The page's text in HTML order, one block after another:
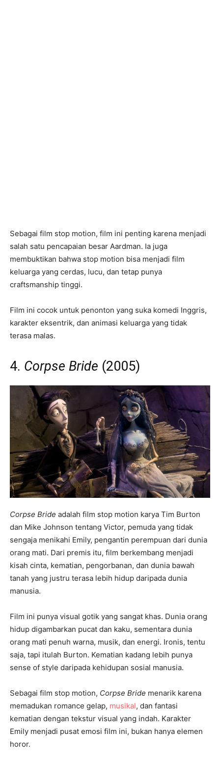
Sebagai film stop motion, film ini penting karena menjadi
salah satu pencapaian besar Aardman. Ia juga
membuktikan bahwa stop motion bisa menjadi film
keluarga yang cerdas, lucu, dan tetap punya
craftsmanship tinggi.
Film ini cocok untuk penonton yang suka komedi Inggris,
karakter eksentrik, dan animasi keluarga yang tidak
terasa malas.
4. Corpse Bride (2005)
Corpse Bride adalah film stop motion karya Tim Burton
dan Mike Johnson tentang Victor, pemuda yang tidak
sengaja menikahi Emily, pengantin perempuan dari dunia
orang mati. Dari premis itu, film berkembang menjadi
kisah cinta, kematian, pengorbanan, dan dunia bawah
tanah yang justru terasa lebih hidup daripada dunia
manusia.
Film ini punya visual gotik yang sangat khas. Dunia orang
hidup digambarkan pucat dan kaku, sementara dunia
orang mati penuh warna, musik, dan energi. Ironis, tentu
saja, tapi itulah Burton. Kematian kadang lebih punya
sense of style daripada kehidupan sosial manusia.
Sebagai film stop motion, Corpse Bride menarik karena
memadukan romance gelap, musikal, dan fantasi
kematian dengan tekstur visual yang indah. Karakter
Emily menjadi pusat emosi film ini, bukan hanya elemen
horor.